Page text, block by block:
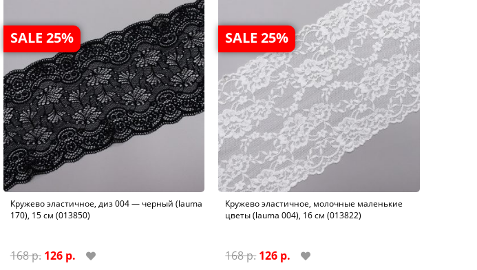
SALE 25%
Кружево эластичное, диз 004 — черный (lauma
170), 15 см (013850)
168 р. 126 р.
SALE 25%
Кружево эластичное, молочные маленькие
цветы (lauma 004), 16 см (013822)
168 р. 126 р.